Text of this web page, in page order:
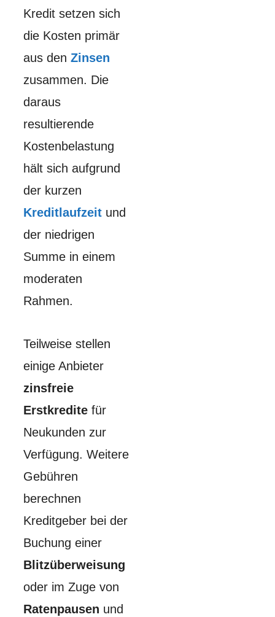
Kredit setzen sich
die Kosten primär
aus den Zinsen
zusammen. Die
daraus
resultierende
Kostenbelastung
hält sich aufgrund
der kurzen
Kreditlaufzeit und
der niedrigen
Summe in einem
moderaten
Rahmen.
Teilweise stellen
einige Anbieter
zinsfreie
Erstkredite für
Neukunden zur
Verfügung. Weitere
Gebühren
berechnen
Kreditgeber bei der
Buchung einer
Blitzüberweisung
oder im Zuge von
Ratenpausen und